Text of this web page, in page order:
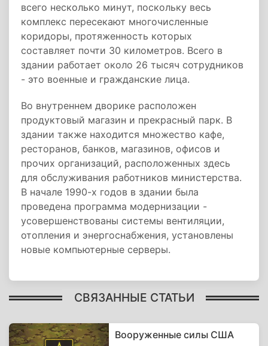
всего несколько минут, поскольку весь
комплекс пересекают многочисленные
коридоры, протяженность которых
составляет почти 30 километров. Всего в
здании работает около 26 тысяч сотрудников
- это военные и гражданские лица.
Во внутреннем дворике расположен
продуктовый магазин и прекрасный парк. В
здании также находится множество кафе,
ресторанов, банков, магазинов, офисов и
прочих организаций, расположенных здесь
для обслуживания работников министерства.
В начале 1990-х годов в здании была
проведена программа модернизации -
усовершенствованы системы вентиляции,
отопления и энергоснабжения, установлены
новые компьютерные серверы.
СВЯЗАННЫЕ СТАТЬИ
Вооруженные силы США